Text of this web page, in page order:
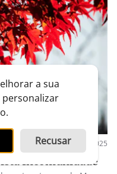
5 OUT 2025
Incomunidade
a sua
personalizar
Recusar